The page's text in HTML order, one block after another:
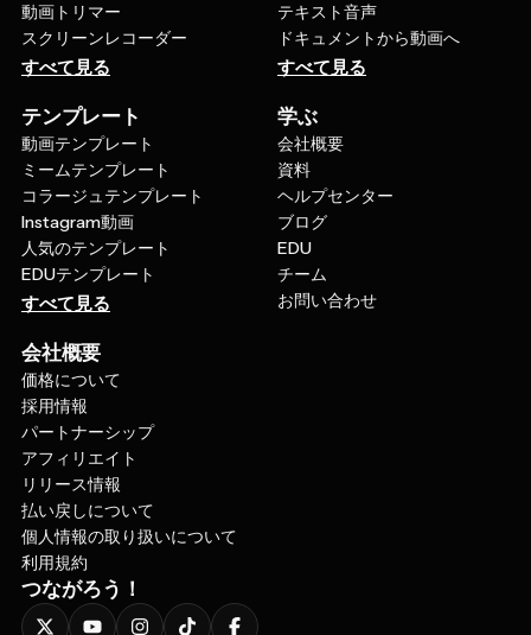
動画トリマー
スクリーンレコーダー
すべて見る
テキスト音声
ドキュメントから動画へ
すべて見る
テンプレート
動画テンプレート
ミームテンプレート
コラージュテンプレート
Instagram動画
人気のテンプレート
EDUテンプレート
すべて見る
学ぶ
会社概要
資料
ヘルプセンター
ブログ
EDU
チーム
お問い合わせ
会社概要
価格について
採用情報
パートナーシップ
アフィリエイト
リリース情報
払い戻しについて
個人情報の取り扱いについて
利用規約
つながろう！